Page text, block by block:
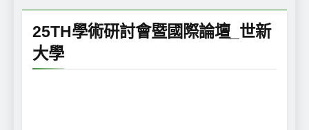
25TH學術研討會暨國際論壇_世新
大學